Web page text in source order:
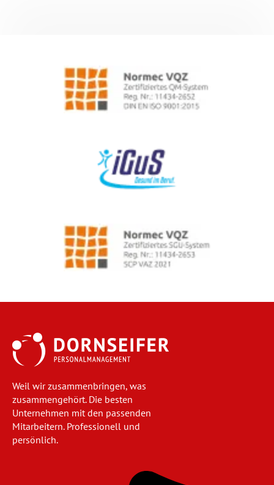
Weil wir zusammenbringen, was
zusammengehört. Die besten
Unternehmen mit den passenden
Mitarbeitern. Professionell und
persönlich.